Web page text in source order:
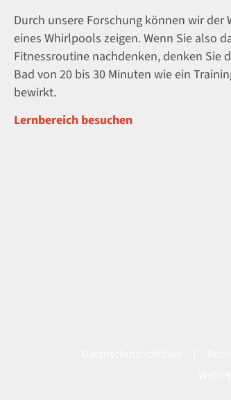
Durch unsere Forschung können wir der
eines Whirlpools zeigen. Wenn Sie also
Fitnessroutine nachdenken, denken Sie
Bad von 20 bis 30 Minuten wie ein
bewirkt.
Lernbereich besuchen